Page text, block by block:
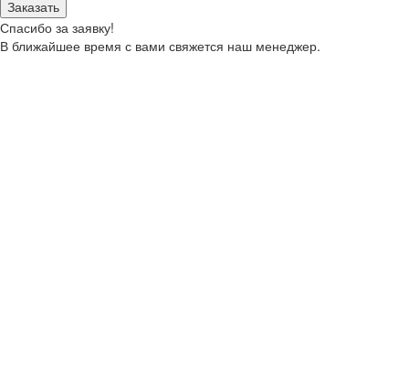
Заказать
Спасибо за заявку!
В ближайшее время с вами свяжется наш менеджер.